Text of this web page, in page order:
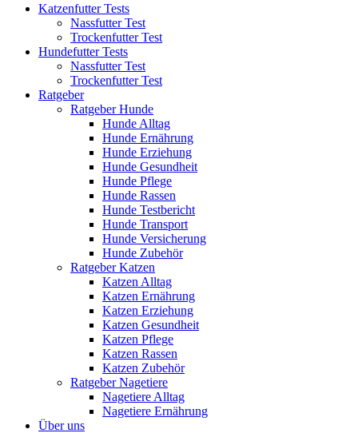
Katzenfutter Tests
Nassfutter Test
Trockenfutter Test
Hundefutter Tests
Nassfutter Test
Trockenfutter Test
Ratgeber
Ratgeber Hunde
Hunde Alltag
Hunde Ernährung
Hunde Erziehung
Hunde Gesundheit
Hunde Pflege
Hunde Rassen
Hunde Testbericht
Hunde Transport
Hunde Versicherung
Hunde Zubehör
Ratgeber Katzen
Katzen Alltag
Katzen Ernährung
Katzen Erziehung
Katzen Gesundheit
Katzen Pflege
Katzen Rassen
Katzen Zubehör
Ratgeber Nagetiere
Nagetiere Alltag
Nagetiere Ernährung
Über uns